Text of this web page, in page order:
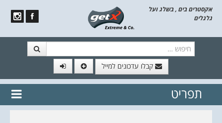
אקסטרים בים , בשלג ועל
גלגלים
קבלו עדכונים למייל
// הצטרף לרשימת תפוצה!
נשמח
לשלוח לך עדכונים חמים מהאתר
תפריט
דלג לתוכן